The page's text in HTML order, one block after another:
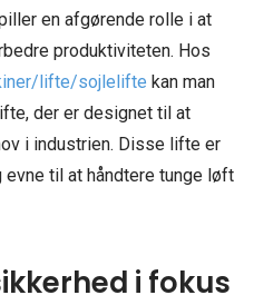
en afgørende rolle i at
produktiviteten. Hos
lifte/sojlelifte kan man
der er designet til at
i industrien. Disse lifte er
til at håndtere tunge løft
i fokus